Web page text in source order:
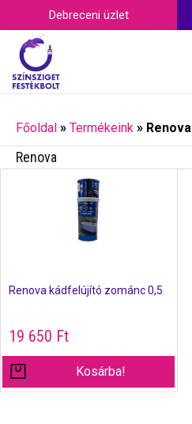
Debreceni üzlet
Főoldal » Termékeink » Renova
Renova
Renova kádfelújító zománc 0,5
19 650 Ft
Kosárba!